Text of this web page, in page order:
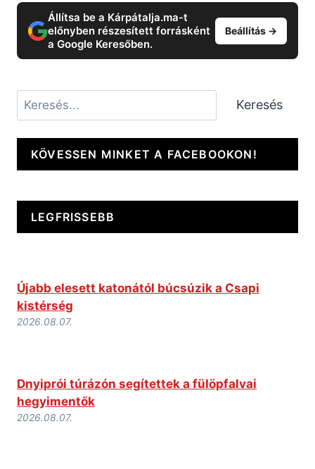
Állítsa be a Kárpátalja.ma-t
előnyben részesített forrásként
a Google Keresőben.
Beállítás →
Keresés Keresés
KÖVESSEN MINKET A FACEBOOKON!
LEGFRISSEBB
Újabb elesett katonától búcsúzik a Csapi
kistérség
2026.08.07.
Dnyiprói túrázón segítettek a fülöpfalvai
hegyimentők
2026.08.07.